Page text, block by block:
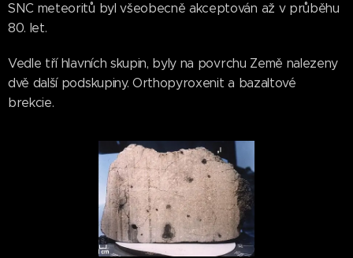
SNC meteoritů byl všeobecně akceptován až v průběhu
80. let.
Vedle tří hlavních skupin, byly na povrchu Země nalezeny
dvě další podskupiny. Orthopyroxenit a bazaltové
brekcie.